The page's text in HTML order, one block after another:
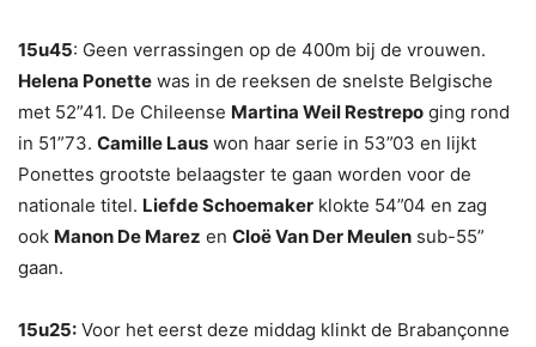
15u45: Geen verrassingen op de 400m bij de vrouwen.
Helena Ponette was in de reeksen de snelste Belgische
met 52”41. De Chileense Martina Weil Restrepo ging rond
in 51”73. Camille Laus won haar serie in 53”03 en lijkt
Ponettes grootste belaagster te gaan worden voor de
nationale titel. Liefde Schoemaker klokte 54”04 en zag
ook Manon De Marez en Cloë Van Der Meulen sub-55”
gaan.
15u25: Voor het eerst deze middag klinkt de Brabançonne